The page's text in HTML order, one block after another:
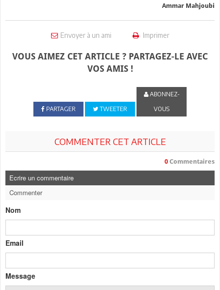
Ammar Mahjoubi
Envoyer à un ami Imprimer
VOUS AIMEZ CET ARTICLE ? PARTAGEZ-LE AVEC
VOS AMIS !
PARTAGER TWEETER
ABONNEZ-
VOUS
COMMENTER CET ARTICLE
0 Commentaires
Ecrire un commentaire
Commenter
Nom
Email
Message